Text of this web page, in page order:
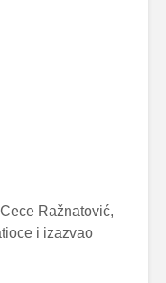
Ražnatović,
i izazvao